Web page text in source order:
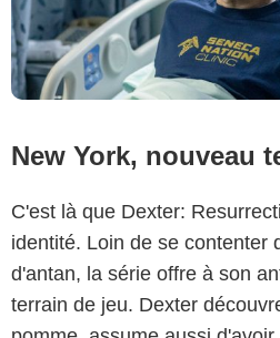
New York, nouveau
C'est là que Dexter:
identité. Loin de se contenter
d'antan, la série offre à son
terrain de jeu. Dexter